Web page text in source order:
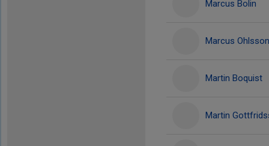
Marcus Bolin
Marcus Ohlsson
Martin Boquist
Martin